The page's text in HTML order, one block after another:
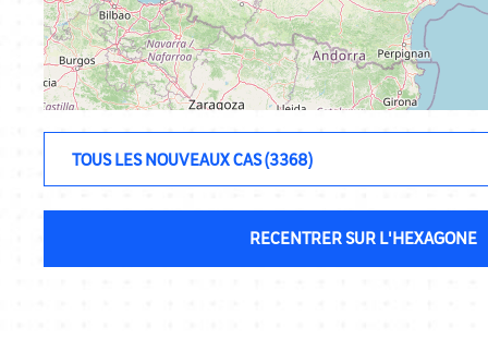
RECENTRER SUR L'HEXAGONE